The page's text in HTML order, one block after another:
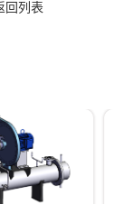
回列表